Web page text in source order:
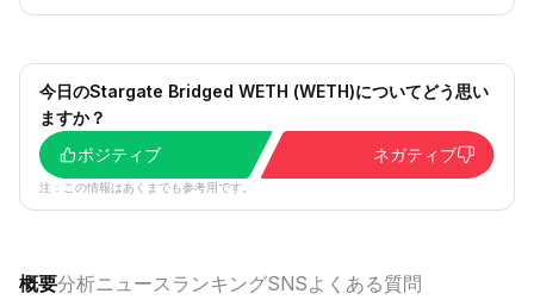
今日のStargate Bridged WETH (WETH)についてどう思い
ますか？
ポジティブ
ネガティブ
注：この情報はあくまでも参考用です。
概要分析ニュース ランキングSNSよくある質問